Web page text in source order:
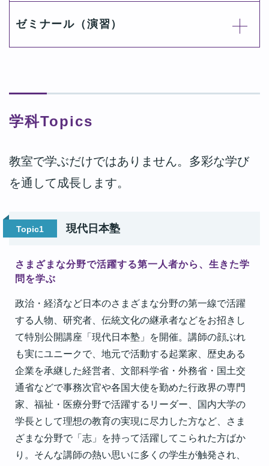
令和6年1月31日
人事院中部事務局職員を招聘して、授業を開催
人材で地域変革」
インタビュー記事掲載（村上政俊准教授）
中野一茂准教授の共著書出版のお知らせ
【産経新聞書評】村上政俊准教授の著書
令和5年9月15日
ゼミナール（演習）
学科Topics
教室で学ぶだけではありません。多彩な学び
を通して成長します。
Topic1 現代日本塾
さまざまな分野で活躍する第一人者から、生きた学
問を学ぶ
政治・経済など日本のさまざまな分野の第一線で活躍
する人物、研究者、伝統文化の継承者などをお招きし
て特別公開講座「現代日本塾」を開催。講師の顔ぶれ
も実にユニークで、地元で活動する起業家、歴史ある
企業を承継した経営者、文部科学省・外務省・国土交
通省などで事務次官や各国大使を勤めた行政界の専門
家、福祉・医療分野で活躍するリーダー、国内大学の
学長として理想の教育の実現に尽力した方など、さま
ざまな分野で「志」を持って活躍してこられた方ばか
り。そんな講師の熱い思いに多くの学生が触発され、